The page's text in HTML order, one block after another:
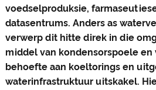
voedselproduksie,
datasentrums. Anders as
verwerp dit hitte direk in die
middel van kondensorspoele en
behoefte aan koeltorings en
waterinfrastruktuur uitskakel.